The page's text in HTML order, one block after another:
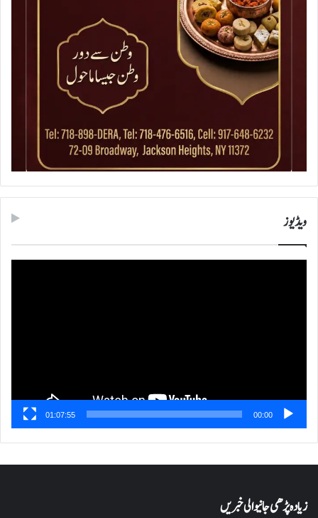
ویڈیوز
00:00
01:07:55
زیادہ پڑھی جانیوالی خبریں